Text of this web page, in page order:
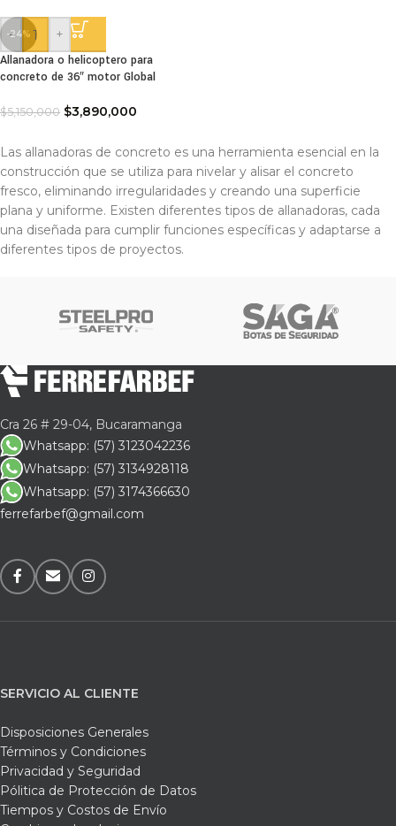
-24%
-
+
Allanadora o helicoptero para
concreto de 36″ motor Global
$5,150,000 $3,890,000
Las allanadoras de concreto es una herramienta esencial en la
construcción que se utiliza para nivelar y alisar el concreto
fresco, eliminando irregularidades y creando una superficie
plana y uniforme. Existen diferentes tipos de allanadoras, cada
una diseñada para cumplir funciones específicas y adaptarse a
diferentes tipos de proyectos.
Cra 26 # 29-04, Bucaramanga
Whatsapp: (57) 3123042236
Whatsapp: (57) 3134928118
Whatsapp: (57) 3174366630
ferrefarbef@gmail.com
SERVICIO AL CLIENTE
Disposiciones Generales
Términos y Condiciones
Privacidad y Seguridad
Pólitica de Protección de Datos
Tiempos y Costos de Envío